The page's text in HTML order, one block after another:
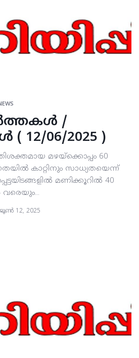
/
12/06/2025 )
മഴയ്ക്കൊപ്പം 60
കാറ്റിനും സാധ്യതയെന്ന്
മണിക്കൂറില്‍ 40
വരെയും...
12, 2025